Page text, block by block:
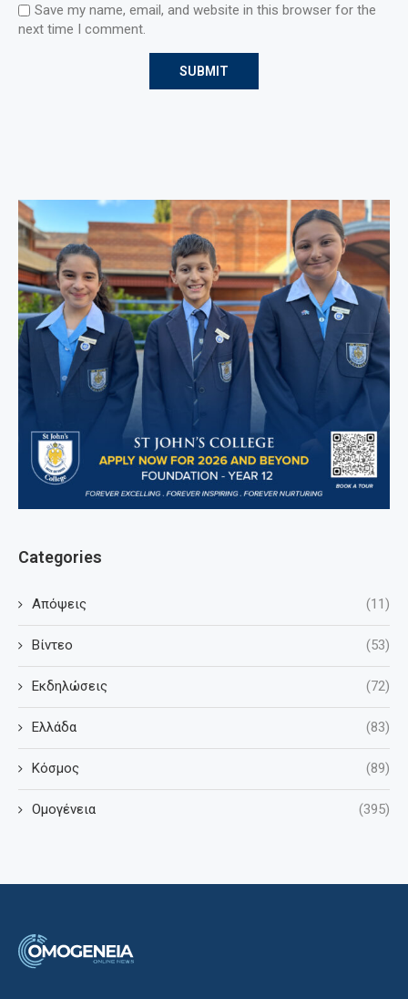
Save my name, email, and website in this browser for the
next time I comment.
Categories
Απόψεις (11)
Βίντεο (53)
Εκδηλώσεις (72)
Ελλάδα (83)
Κόσμος (89)
Ομογένεια (395)